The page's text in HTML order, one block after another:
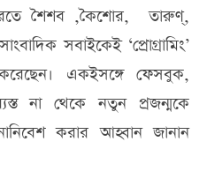
শৈশব ,কৈশোর, তারুণ্,
সবাইকেই ‘প্রোগ্রামিং’
একইসঙ্গে ফেসবুক,
না থেকে নতুন প্রজন্মকে
করার আহ্বান জানান